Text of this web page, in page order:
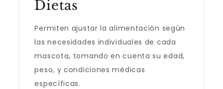
Dietas
Permiten ajustar la alimentación según
las necesidades individuales de cada
mascota, tomando en cuenta su edad,
peso, y condiciones médicas
específicas.